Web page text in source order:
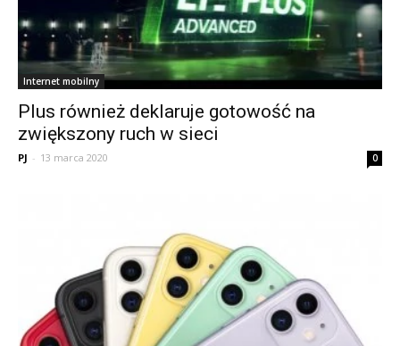
Internet mobilny
Plus również deklaruje gotowość na
zwiększony ruch w sieci
PJ - 13 marca 2020 0